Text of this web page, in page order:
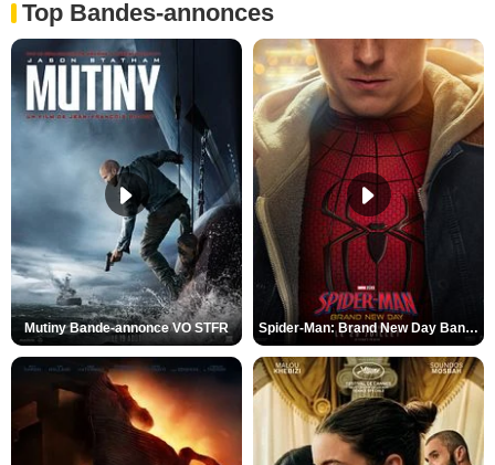
Top Bandes-annonces
Mutiny Bande-annonce VO STFR Spider-Man: Brand New Day Bande-annonce VO STFR